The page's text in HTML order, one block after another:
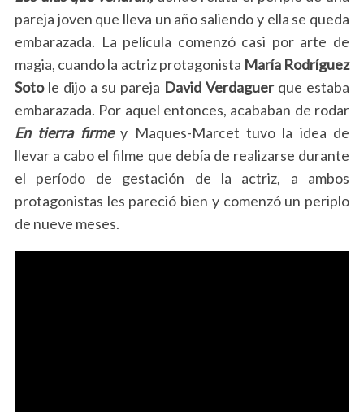
pareja joven que lleva un año saliendo y ella se queda
embarazada. La película comenzó casi por arte de
magia, cuando la actriz protagonista María Rodríguez
Sotole dijo a su pareja David Verdaguerque estaba
embarazada. Por aquel entonces, acababan de rodar
En tierra firmey Maques-Marcet tuvo la idea de
llevar a cabo el filme que debía de realizarse durante
el período de gestación de la actriz, a ambos
protagonistas les pareció bien y comenzó un periplo
de nueve meses.